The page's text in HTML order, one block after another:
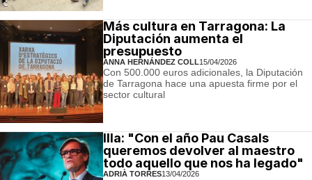
Más cultura en Tarragona: La
Diputación aumenta el
presupuesto
ANNA HERNÁNDEZ COLL15/04/2026
Con 500.000 euros adicionales, la Diputación
de Tarragona hace una apuesta firme por el
sector cultural
Illa: "Con el año Pau Casals
queremos devolver al maestro
todo aquello que nos ha legado"
ADRIÀ TORRES13/04/2026